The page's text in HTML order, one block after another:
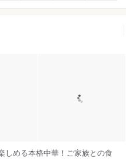
しめる本格中華！ご家族との食